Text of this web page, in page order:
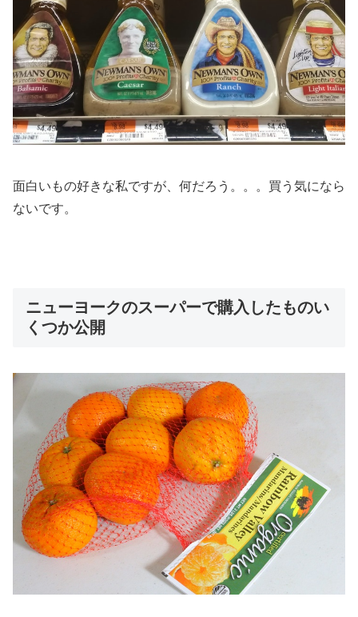
面白いもの好きな私ですが、何だろう。。。買う気になら
ないです。
ニューヨークのスーパーで購入したものい
くつか公開